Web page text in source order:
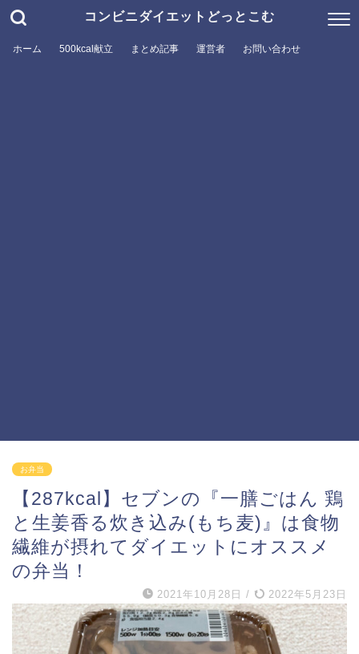
コンビニダイエットどっとこむ
ホーム 500kcal献立 まとめ記事 運営者 お問い合わせ
お弁当
【287kcal】セブンの『一膳ごはん 鶏
と生姜香る炊き込み(もち麦)』は食物
繊維が摂れてダイエットにオススメ
の弁当！
2021年10月28日 / 2022年5月23日